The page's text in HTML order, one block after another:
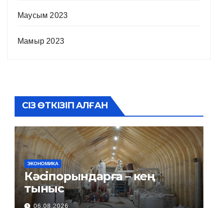
Маусым 2023
Мамыр 2023
СІЗ ӨТКІЗІП АЛҒАН
ЭКОНОМИКА
Кәсіпорындарға – кең
тыныс
06.08.2026